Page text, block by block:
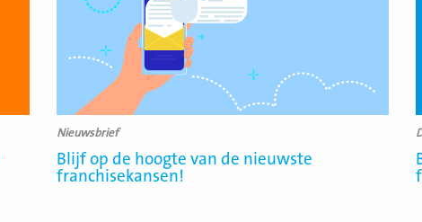
Nieuwsbrief
Blijf op de hoogte van de nieuwste
franchisekansen!